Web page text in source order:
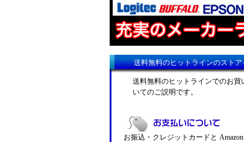
送料無料のヒットラインのスト
送料無料のヒットラインでのお
いてのご説明です。
お振込・クレジットカードと